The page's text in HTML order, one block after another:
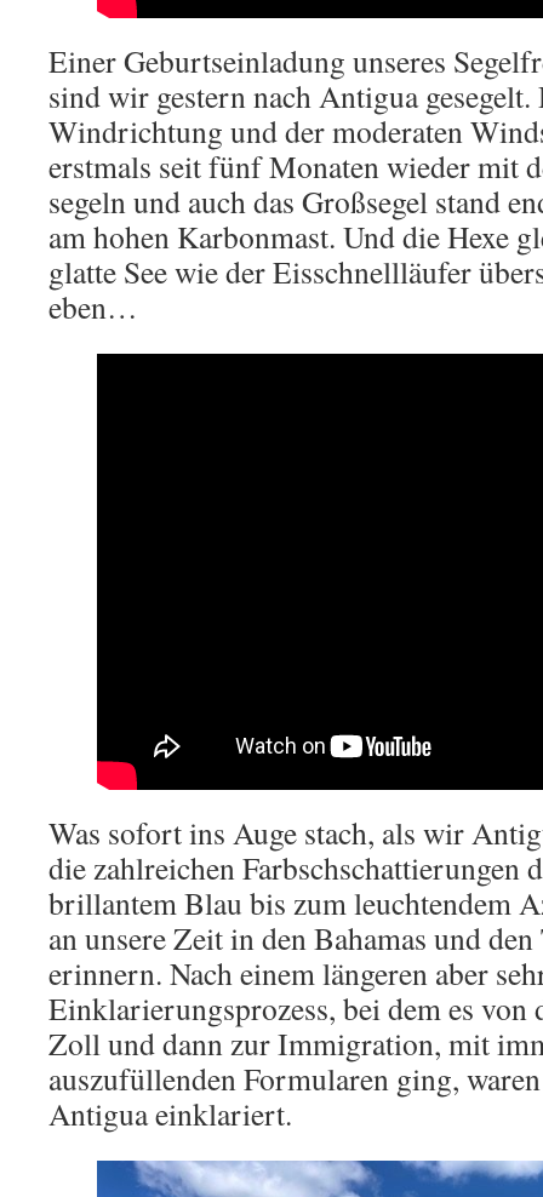
Einer Geburtseinladung unseres
sind wir gestern nach Antigua
Windrichtung und der moderaten
erstmals seit fünf Monaten wieder mit
segeln und auch das Großsegel stand
am hohen Karbonmast. Und die Hexe
glatte See wie der Eisschnellläufer
eben…
Was sofort ins Auge stach, als wir
die zahlreichen Farbschschattierungen
brillantem Blau bis zum leuchtendem
an unsere Zeit in den Bahamas und
erinnern. Nach einem längeren aber
Einklarierungsprozess, bei dem es von
Zoll und dann zur Immigration, mit
auszufüllenden Formularen ging,
Antigua einklariert.